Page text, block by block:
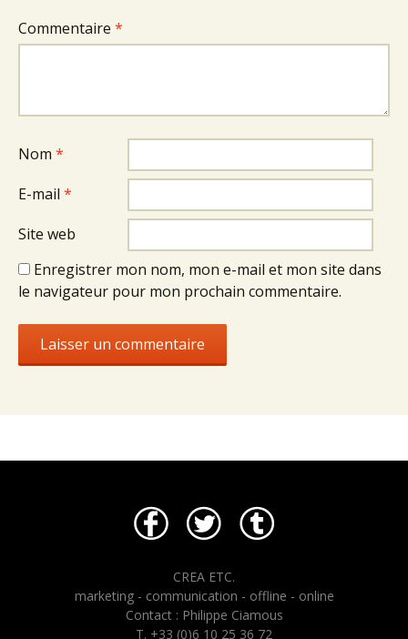
Commentaire *
Nom *
E-mail *
Site web
Enregistrer mon nom, mon e-mail et mon site dans
le navigateur pour mon prochain commentaire.
CREA ETC.
marketing - communication - offline - online
Contact : Philippe Ciamous
T. +33 (0)6 10 25 36 72